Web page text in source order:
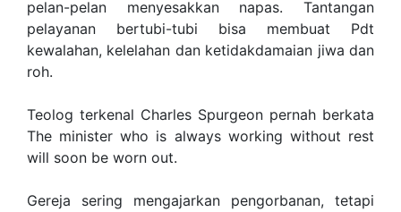
pelan-pelan menyesakkan napas. Tantangan
pelayanan bertubi-tubi bisa membuat Pdt
kewalahan, kelelahan dan ketidakdamaian jiwa dan
roh.
Teolog terkenal Charles Spurgeon pernah berkata
The minister who is always working without rest
will soon be worn out.
Gereja sering mengajarkan pengorbanan, tetapi